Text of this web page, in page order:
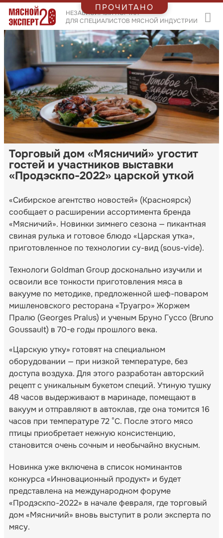
НЕЗАВИСИМЫЙ ПОРТАЛ
ДЛЯ СПЕЦИАЛИСТОВ МЯСНОЙ ИНДУСТРИИ
Торговый дом «Мясничий» угостит
гостей и участников выставки
«Продэскпо-2022» царской уткой
«Сибирское агентство новостей» (Красноярск)
сообщает о расширении ассортимента бренда
«Мясничий». Новинки зимнего сезона — пикантная
свиная рулька и готовое блюдо «Царская утка»,
приготовленное по технологии су-вид (sous-vide).
Технологи Goldman Group досконально изучили и
освоили все тонкости приготовления мяса в
вакууме по методике, предложенной шеф-поваром
мишленовского ресторана «Труагро» Жоржем
Пралю (Georges Pralus) и ученым Бруно Гуссо (Bruno
Goussault) в 70-е годы прошлого века.
«Царскую утку» готовят на специальном
оборудовании — при низкой температуре, без
доступа воздуха. Для этого разработан авторский
рецепт с уникальным букетом специй. Утиную тушку
48 часов выдерживают в маринаде, помещают в
вакуум и отправляют в автоклав, где она томится 16
часов при температуре 72 °C. После этого мясо
птицы приобретает нежную консистенцию,
становится очень сочным и необычайно вкусным.
Новинка уже включена в список номинантов
конкурса «Инновационный продукт» и будет
представлена на международном форуме
«Продэскпо-2022» в начале февраля, где торговый
дом «Мясничий» вновь выступит в роли эксперта по
мясу.
ПРОЧИТАНО